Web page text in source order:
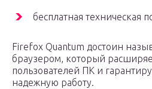
бесплатная техническая
Firefox Quantum достоин
браузером, который
пользователей ПК и
надежную работу.